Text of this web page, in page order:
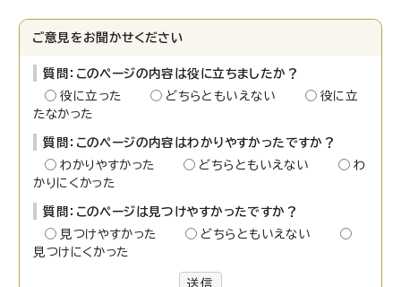
ご意見をお聞かせください
質問：このページの内容は役に立ちましたか？
役に立った
どちらともいえない
役に立
たなかった
質問：このページの内容はわかりやすかったですか？
わかりやすかった
どちらともいえない
わ
かりにくかった
質問：このページは見つけやすかったですか？
見つけやすかった
どちらともいえない
見つけにくかった
送信